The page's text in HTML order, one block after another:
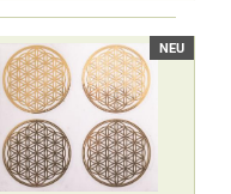
NEU